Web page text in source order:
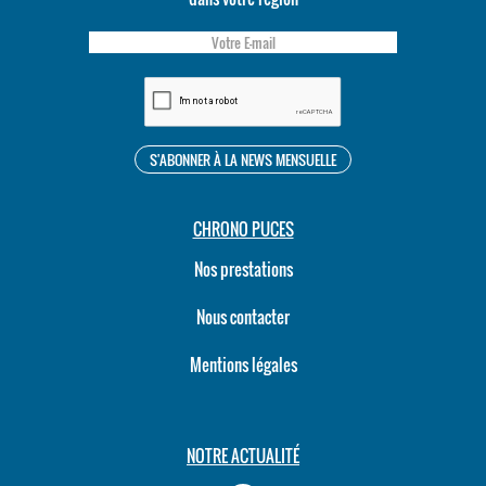
CHRONO PUCES
Nos prestations
Nous contacter
Mentions légales
NOTRE ACTUALITÉ